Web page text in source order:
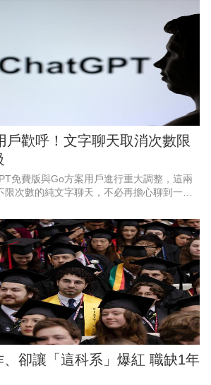
戶歡呼！文字聊天取消次數限
免費版與Go方案用戶進行重大調整，這兩
次數的純文字聊天，不必再擔心聊到一半
卻讓「這科系」爆紅 職缺1年